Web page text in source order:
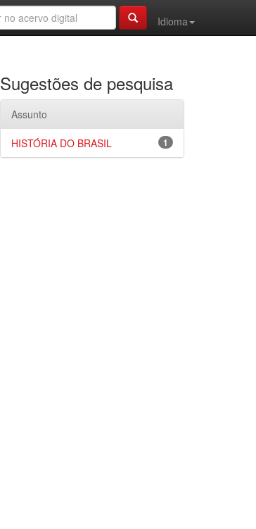
Idioma
Sugestões de pesquisa
Assunto
1
HISTÓRIA DO BRASIL